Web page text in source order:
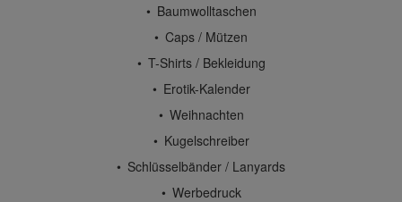
Baumwolltaschen
Caps / Mützen
T-Shirts / Bekleidung
Erotik-Kalender
Weihnachten
Kugelschreiber
Schlüsselbänder / Lanyards
Werbedruck